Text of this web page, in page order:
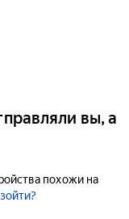
вы, а
похожи на